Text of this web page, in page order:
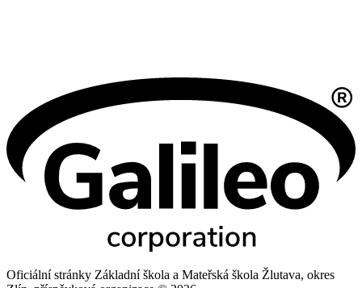
Oficiální stránky Základní škola a Mateřská škola Žlutava, okres